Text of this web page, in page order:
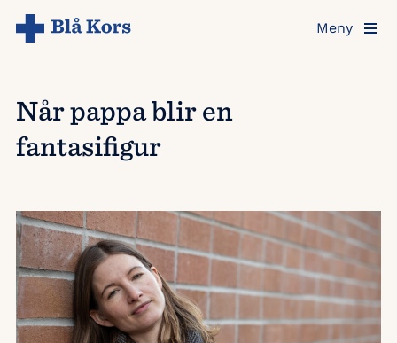
Hopp
Meny
Når pappa blir en
fantasifigur